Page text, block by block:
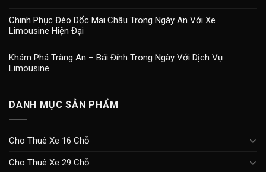
Chinh Phục Đèo Dốc Mai Châu Trong Ngày An Với Xe
Limousine Hiện Đại
Khám Phá Tràng An – Bái Đính Trong Ngày Với Dịch Vụ
Limousine
DANH MỤC SẢN PHẨM
Cho Thuê Xe 16 Chỗ
Cho Thuê Xe 29 Chỗ